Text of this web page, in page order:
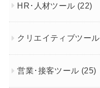
HR･人材ツール (22)
クリエイティブツール
営業･接客ツール (25)